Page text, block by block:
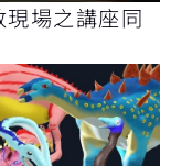
場之講座同